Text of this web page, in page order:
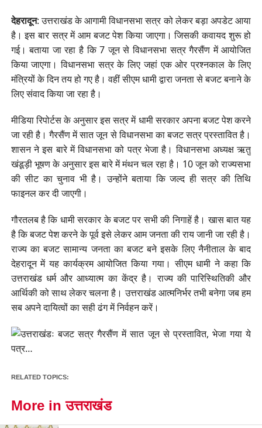
देहरादून: उत्तराखंड के आगामी विधानसभा सत्र को लेकर बड़ा अपडेट आया
है। इस बार सत्र में आम बजट पेश किया जाएगा। जिसकी कवायद शुरू हो
गई। बताया जा रहा है कि 7 जून से विधानसभा सत्र गैरसैंण में आयोजित
किया जाएगा। विधानसभा सत्र के लिए जहां एक ओर प्रश्नकाल के लिए
मंत्रियों के दिन तय हो गए है। वहीं सीएम धामी द्वारा जनता से बजट बनाने के
लिए संवाद किया जा रहा है।
मीडिया रिपोर्टस के अनुसार इस सत्र में धामी सरकार अपना बजट पेश करने
जा रही है। गैरसैंण में सात जून से विधानसभा का बजट सत्र प्रस्तावित है।
शासन ने इस बारे में विधानसभा को पत्र भेजा है। विधानसभा अध्यक्ष ऋतु
खंडूड़ी भूषण के अनुसार इस बारे में मंथन चल रहा है। 10 जून को राज्यसभा
की सीट का चुनाव भी है। उन्होंने बताया कि जल्द ही सत्र की तिथि
फाइनल कर दी जाएगी।
गौरतलब है कि धामी सरकार के बजट पर सभी की निगाहें है। खास बात यह
है कि बजट पेश करने के पूर्व इसे लेकर आम जनता की राय जानी जा रही है।
राज्य का बजट सामान्य जनता का बजट बने इसके लिए नैनीताल के बाद
देहरादून में यह कार्यक्रम आयोजित किया गया। सीएम धामी ने कहा कि
उत्तराखंड धर्म और आध्यात्म का केंद्र है। राज्य की पारिस्थितिकी और
आर्थिकी को साथ लेकर चलना है। उत्तराखंड आत्मनिर्भर तभी बनेगा जब हम
सब अपने दायित्वों का सही ढंग में निर्वहन करें।
RELATED TOPICS:
More in उत्तराखंड